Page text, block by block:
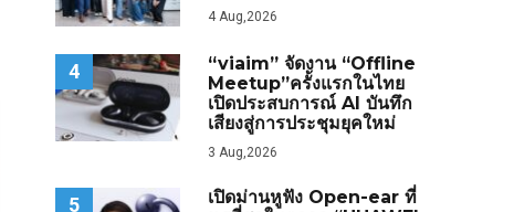
4 Aug,2026
4
“viaim” จัดงาน “Offline
Meetup”ครั้งแรกในไทย
เปิดประสบการณ์ AI บันทึก
เสียงสู่การประชุมยุคใหม่
3 Aug,2026
5
เปิดม่านหูฟัง Open-ear ที่